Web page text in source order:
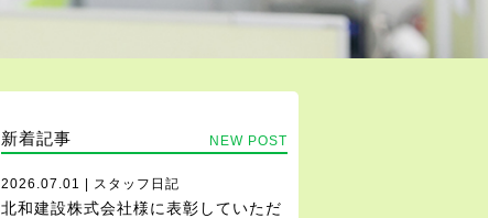
新着記事 NEW POST
2026.07.01 | スタッフ日記
北和建設株式会社様に表彰していただ